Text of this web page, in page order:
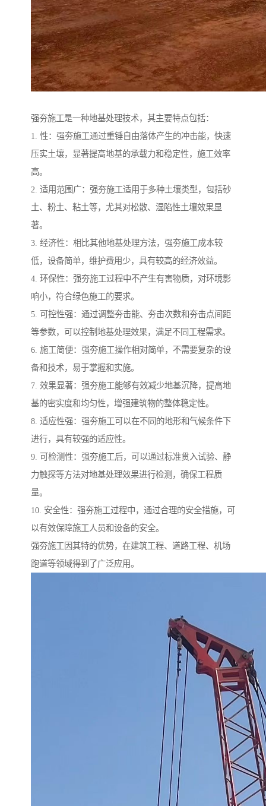
强夯施工是一种地基处理技术，其主要特点包括：
1. 性：强夯施工通过重锤自由落体产生的冲击能，快速
压实土壤，显著提高地基的承载力和稳定性，施工效率
高。
2. 适用范围广：强夯施工适用于多种土壤类型，包括砂
土、粉土、粘土等，尤其对松散、湿陷性土壤效果显
著。
3. 经济性：相比其他地基处理方法，强夯施工成本较
低，设备简单，维护费用少，具有较高的经济效益。
4. 环保性：强夯施工过程中不产生有害物质，对环境影
响小，符合绿色施工的要求。
5. 可控性强：通过调整夯击能、夯击次数和夯击点间距
等参数，可以控制地基处理效果，满足不同工程需求。
6. 施工简便：强夯施工操作相对简单，不需要复杂的设
备和技术，易于掌握和实施。
7. 效果显著：强夯施工能够有效减少地基沉降，提高地
基的密实度和均匀性，增强建筑物的整体稳定性。
8. 适应性强：强夯施工可以在不同的地形和气候条件下
进行，具有较强的适应性。
9. 可检测性：强夯施工后，可以通过标准贯入试验、静
力触探等方法对地基处理效果进行检测，确保工程质
量。
10. 安全性：强夯施工过程中，通过合理的安全措施，可
以有效保障施工人员和设备的安全。
强夯施工因其特的优势，在建筑工程、道路工程、机场
跑道等领域得到了广泛应用。